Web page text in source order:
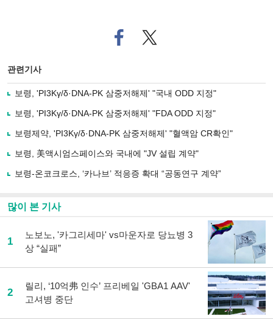
페
이
로
기
사
유
기
트위
터로
관련기사
보령, 'PI3Kγ/δ·DNA-PK 삼중저해제' "국내 ODD 지정"
보령, 'PI3Kγ/δ·DNA-PK 삼중저해제' "FDA ODD 지정"
보령제약, 'PI3Kγ/δ·DNA-PK 삼중저해제' "혈액암 CR확인"
보령, 美액시엄스페이스와 국내에 "JV 설립 계약"
보령-온코크로스, ‘카나브’ 적응증 확대 “공동연구 계약”
많이 본 기사
1
노보노, '카그리세마' vs마운자로 당뇨병 3
상 “실패”
2
릴리, ‘10억弗 인수’ 프리베일 'GBA1 AAV'
고셔병 중단